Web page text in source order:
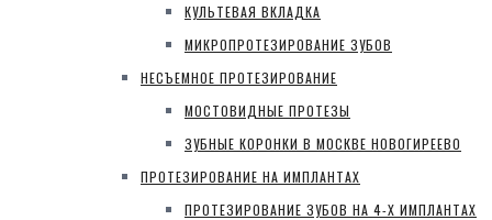
КУЛЬТЕВАЯ ВКЛАДКА
МИКРОПРОТЕЗИРОВАНИЕ ЗУБОВ
НЕСЪЕМНОЕ ПРОТЕЗИРОВАНИЕ
МОСТОВИДНЫЕ ПРОТЕЗЫ
ЗУБНЫЕ КОРОНКИ В МОСКВЕ НОВОГИРЕЕВО
ПРОТЕЗИРОВАНИЕ НА ИМПЛАНТАХ
ПРОТЕЗИРОВАНИЕ ЗУБОВ НА 4-Х ИМПЛАНТАХ